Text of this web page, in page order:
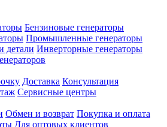
Бензиновые генераторы
Промышленные генераторы
детали Инверторные генераторы
Доставка Консультация
Сервисные центры
Обмен и возврат Покупка и оплата
Для оптовых клиентов